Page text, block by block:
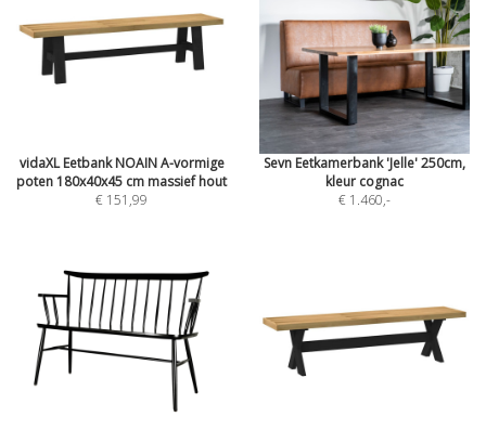
vidaXL Eetbank NOAIN A-vormige
poten 180x40x45 cm massief hout
€ 151,99
Sevn Eetkamerbank 'Jelle' 250cm,
kleur cognac
€ 1.460,-